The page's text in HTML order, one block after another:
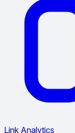
Link Analytics